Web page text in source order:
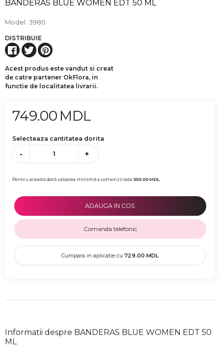
BANDERAS BLUE WOMEN EDT 50 ML
Model 3980
DISTRIBUIE
Acest produs este vandut si creat
de catre partener OkFlora, in
functie de localitatea livrarii.
749.00 MDL
Selecteaza cantitatea dorita
- +
Pentru această dată valoarea minimă a comenzii este550.00MDL
ADAUGA IN COS
Comanda telefonic
Cumpara in aplicatie cu 729.00 MDL
Informatii despre BANDERAS BLUE WOMEN EDT 50
ML